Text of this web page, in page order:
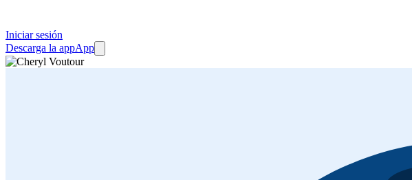
Iniciar sesión
Descarga la appApp